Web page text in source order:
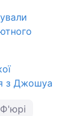
з Джошуа